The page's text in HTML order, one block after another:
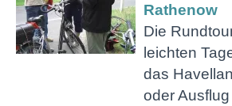
Rathenow
Die
leichten
das
oder